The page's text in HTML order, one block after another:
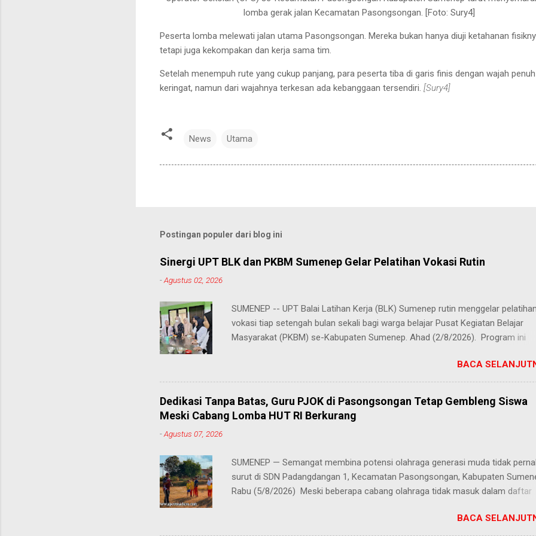
lomba gerak jalan Kecamatan Pasongsongan. [Foto: Sury4]
Peserta lomba melewati jalan utama Pasongsongan. Mereka bukan hanya diuji ketahanan
tetapi juga kekompakan dan kerja sama tim.
Setelah menempuh rute yang cukup panjang, para peserta tiba di garis finis dengan wajah penuh
keringat, namun dari wajahnya terkesan ada kebanggaan tersendiri. [Sury4]
News Utama
Postingan populer dari blog ini
Sinergi UPT BLK dan PKBM Sumenep Gelar Pelatihan Vokasi Rutin
-Agustus 02, 2026
SUMENEP -- UPT Balai Latihan Kerja (BLK) Sumenep rutin menggelar
vokasi tiap setengah bulan sekali bagi warga belajar Pusat Kegiatan Belajar
Masyarakat (PKBM) se-Kabupaten Sumenep. Ahad (2/8/2026). Program ini
hingga kejuruan lainnya yang bebas dipilih peserta sesuai bakat dan minat
masing. Kehadiran program ini disambut hangat para peserta. Salah satunya
Juhairiyah, peserta dari PKBM Al Khairot, Desa Bragung, Kecamatan Guluk-
"Saya sangat senang bisa mengikuti pelatihan ini. Selain menambah
keterampilan baru, saya juga bisa berkenalan dan berkolaborasi dengan
Syamsul, S.H., S.Pd., M.Pd., yang mengapresiasi keikutsertaan anak didiknya.
sangat mendukung kegiatan ini, terlebih ada anak didik kami yan...
BACA
Dedikasi Tanpa Batas, Guru PJOK di Pasongsongan Tetap Gembleng Siswa
Meski Cabang Lomba HUT RI Berkurang
-Agustus 07, 2026
SUMENEP — Semangat membina potensi olahraga generasi muda tidak
surut di SDN Padangdangan 1, Kecamatan Pasongsongan, Kabupaten
Rabu (5/8/2026) Meski beberapa cabang olahraga tidak masuk dalam daftar
ini, proses latihan bagi para siswa tetap berjalan penuh antusias. Risqon
BACA